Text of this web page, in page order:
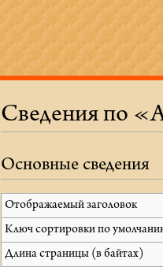
Сведения по
Основные сведения
Отображаемый заголовок
Ключ сортировки по
Длина страницы (в байтах)